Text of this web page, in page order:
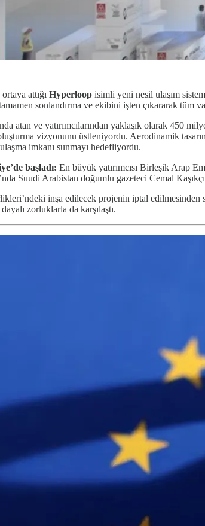
attığı Hyperloop isimli yeni nesil ulaşım
sonlandırma ve ekibini işten çıkararak tüm
atan ve yatırımcılarından yaklaşık olarak 450
vizyonunu üstleniyordu. Aerodinamik
imkanı sunmayı hedefliyordu.
başladı: En büyük yatırımcısı Birleşik Arap
Suudi Arabistan doğumlu gazeteci Cemal
inşa edilecek projenin iptal
zorluklarla da karşılaştı.